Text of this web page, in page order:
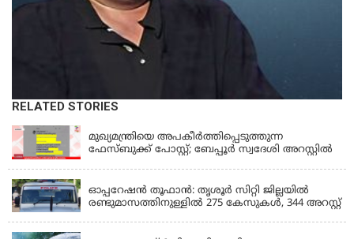
RELATED STORIES
KERALA
മുഖ്യമന്ത്രിയെ അപകീർത്തിപ്പെടുത്തുന്ന
ഫേസ്‌ബുക്ക് പോസ്റ്റ്; ബേപ്പൂർ സ്വദേശി അറസ്റ്റിൽ
ഓപ്പറേഷൻ തൂഫാൻ: തൃശൂർ സിറ്റി ജില്ലയിൽ
രണ്ടുമാസത്തിനുള്ളിൽ 275 കേസുകൾ, 344 അറസ്റ്റ്